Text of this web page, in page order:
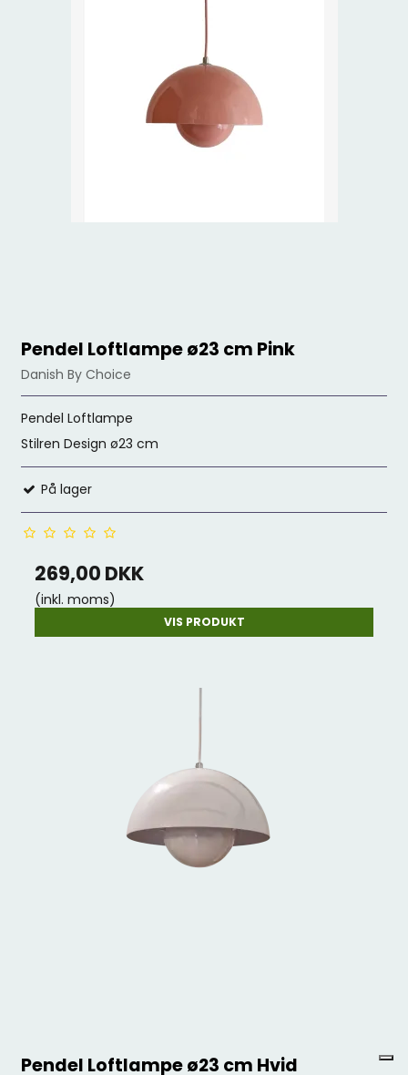
Pendel Loftlampe ø23 cm Pink
Danish By Choice
Pendel Loftlampe
Stilren Design ø23 cm
På lager
269,00 DKK
(inkl. moms)
VIS PRODUKT
Pendel Loftlampe ø23 cm Hvid